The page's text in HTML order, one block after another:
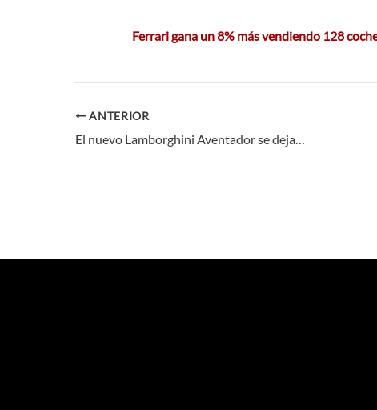
Ferrari gana un 8% más vendiendo 128
ANTERIOR